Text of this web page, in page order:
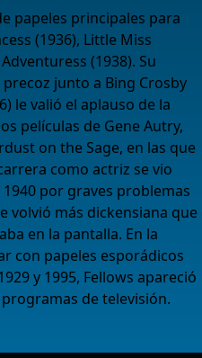
papeles principales para
(1936), Little Miss
(1938).​ Su
junto a Bing Crosby
le valió el aplauso de la
películas de Gene Autry,
on the Sage, en las que
como actriz se vio
por graves problemas
volvió más dickensiana que
en la pantalla.​ En la
con papeles esporádicos
y 1995, Fellows apareció
de televisión.